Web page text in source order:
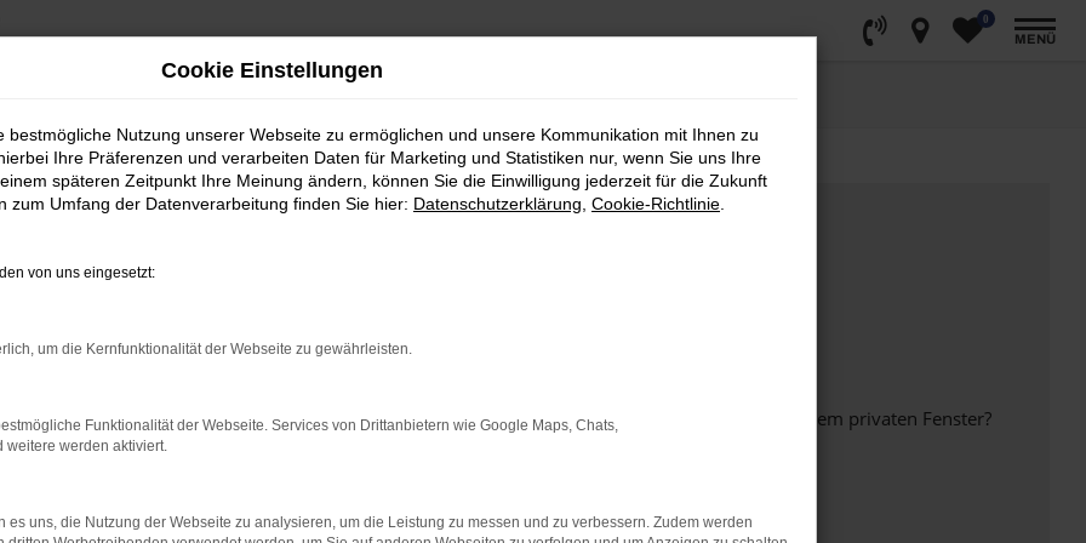
0
MENÜ
bestimmter Seiten verhindern. Funktioniert die Seite in einem anderen Browser oder in einem privaten Fenster?
beheben.
auf dem neuesten Stand sind.
Cookie Einstellungen
bestmögliche Nutzung unserer Webseite zu ermöglichen und unsere Kommunikation mit Ihnen zu
Ihre Präferenzen und verarbeiten Daten für Marketing und Statistiken nur, wenn Sie uns Ihre
späteren Zeitpunkt Ihre Meinung ändern, können Sie die Einwilligung jederzeit für die Zukunft
zum Umfang der Datenverarbeitung finden Sie hier: Datenschutzerklärung Cookie-Richtlinie
von uns eingesetzt:
um die Kernfunktionalität der Webseite zu gewährleisten.
Funktionalität der Webseite. Services von Drittanbietern wie Google Maps, Chats,
weitere werden aktiviert.
es uns, die Nutzung der Webseite zu analysieren, um die Leistung zu messen und zu verbessern. Zudem werden